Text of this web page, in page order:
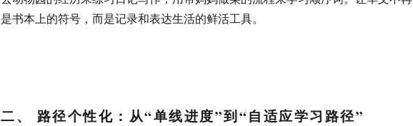
是书本上的符号，而是记录和表达生活的鲜活工具。
二、 路径个性化：从“单线进度”到“自适应学习路径”